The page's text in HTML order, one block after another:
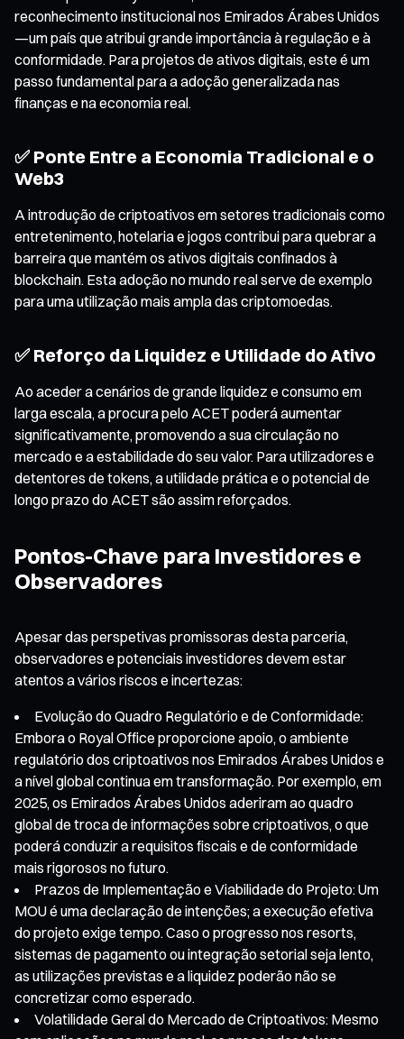
reconhecimento institucional nos Emirados Árabes Unidos
—um país que atribui grande importância à regulação e à
conformidade. Para projetos de ativos digitais, este é um
passo fundamental para a adoção generalizada nas
finanças e na economia real.
✅ Ponte Entre a Economia Tradicional e o
Web3
A introdução de criptoativos em setores tradicionais como
entretenimento, hotelaria e jogos contribui para quebrar a
barreira que mantém os ativos digitais confinados à
blockchain. Esta adoção no mundo real serve de exemplo
para uma utilização mais ampla das criptomoedas.
✅ Reforço da Liquidez e Utilidade do Ativo
Ao aceder a cenários de grande liquidez e consumo em
larga escala, a procura pelo ACET poderá aumentar
significativamente, promovendo a sua circulação no
mercado e a estabilidade do seu valor. Para utilizadores e
detentores de tokens, a utilidade prática e o potencial de
longo prazo do ACET são assim reforçados.
Pontos-Chave para Investidores e
Observadores
Apesar das perspetivas promissoras desta parceria,
observadores e potenciais investidores devem estar
atentos a vários riscos e incertezas:
Evolução do Quadro Regulatório e de Conformidade:
Embora o Royal Office proporcione apoio, o ambiente
regulatório dos criptoativos nos Emirados Árabes Unidos e
a nível global continua em transformação. Por exemplo, em
2025, os Emirados Árabes Unidos aderiram ao quadro
global de troca de informações sobre criptoativos, o que
poderá conduzir a requisitos fiscais e de conformidade
mais rigorosos no futuro.
Prazos de Implementação e Viabilidade do Projeto: Um
MOU é uma declaração de intenções; a execução efetiva
do projeto exige tempo. Caso o progresso nos resorts,
sistemas de pagamento ou integração setorial seja lento,
as utilizações previstas e a liquidez poderão não se
concretizar como esperado.
Volatilidade Geral do Mercado de Criptoativos: Mesmo